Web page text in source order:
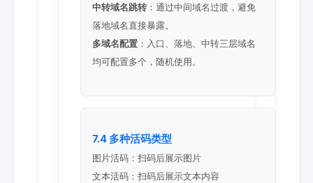
中转域名跳转 ：通过中间域名过渡，避免
落地域名直接暴露。
多域名配置 ：入口、落地、中转三层域名
均可配置多个，随机使用。
7.4 多种活码类型
图片活码：扫码后展示图片
文本活码：扫码后展示文本内容